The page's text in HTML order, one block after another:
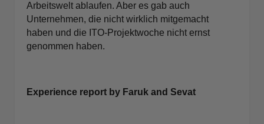
Arbeitswelt ablaufen. Aber es gab auch
Unternehmen, die nicht wirklich mitgemacht
haben und die ITO-Projektwoche nicht ernst
genommen haben.
Experience report by Faruk and Sevat